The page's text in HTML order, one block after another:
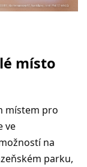
místo
místem pro
ve
na
parku,